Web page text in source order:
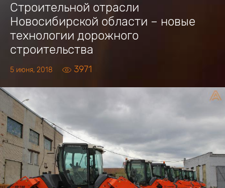
Строительной отрасли
Новосибирской области – новые
технологии дорожного
строительства
5 июня, 2018 3971